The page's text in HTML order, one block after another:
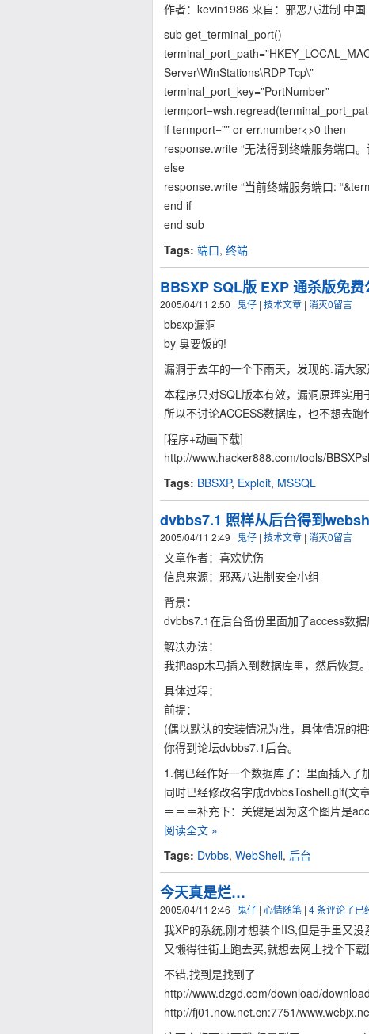
作者：kevin1986 来自：邪恶八进制 中国
sub get_terminal_port()
Server\WinStations\RDP-Tcp\”
terminal_port_key=”PortNumber”
if termport=”” or err.number<>0 then
response.write “无法得到终端服务端口
else
response.write “当前终端服务端口:
end if
end sub
Tags: 端口, 终端
BBSXP SQL版 EXP 通杀版免
2005/04/11 2:50 | 鬼仔 | 技术文章 | 消灭0留言
bbsxp漏洞
by 臭要饭的!
漏洞于去年的一个下雨天，发现的.请大
本程序只对SQL版本有效，漏洞原理实用
所以不讨论ACCESS数据库，也不想去
[程序+动画下载]
http://www.hacker888.com/tools/
Tags: BBSXP, Exploit, MSSQL
dvbbs7.1 照样从后台得到
2005/04/11 2:49 | 鬼仔 | 技术文章 | 消灭0留言
文章作者：喜欢忧伤
信息来源：邪恶八进制安全小组
背景：
dvbbs7.1在后台备份里面加了access数
解决办法：
我把asp木马插入到数据库里，然后恢复
具体过程：
前提：
(偶以默认的安装情况为准，具体情况的
你得到论坛dvbbs7.1后台。
1.偶已经作好一个数据库了：里面插入了
同时已经修改名字成dvbbsToshell.gif(文
＝＝＝补充下：关键是因为这个图片是
阅读全文 »
Tags: Dvbbs, WebShell, 后台
今天真是烂…
2005/04/11 2:46 | 鬼仔 | 心情随笔 | 4 条评论了已
我XP的系统,刚才想装个IIS,但是手里又
又懒得往街上跑去买,就想去网上找个下
不错,找到是找到了
http://www.dzgd.com/download/
http://fj01.now.net.cn:7751/